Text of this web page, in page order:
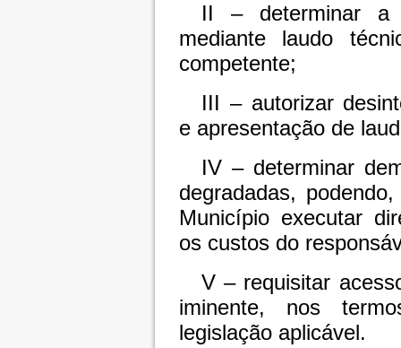
II – determinar a
mediante laudo
competente;
III – autorizar
e apresentação de
IV – determinar
degradadas,
Município executar
os custos do
V – requisitar
iminente, nos
legislação aplicável.